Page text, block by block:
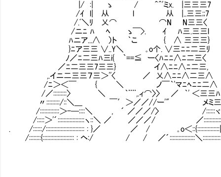
|/ :| ゝ / ＾^'ミx. |三三三7 では、お休み
/ｲ l| 从 l 从 |..三三;;7
/.ﾞ＼ﾘ 乂⌒ ⌒N N三三〈 巡礼、
/ニﾆ ﾊ ﾍ ゝ￣>. ｲ ﾊ三.三三l
ﾊニア...∧ ）ト ｀こ { ∧ 三三三}
}ﾆア三三 ∨..Y＼ ｡o个. ∨三ﾆﾆ二三ﾘ
ﾉ／ﾆ二三ﾊ三i{ ｀==≦ ー〈ﾊﾆﾆ∧ﾆ二三〈
／ﾆ二三三7三三} イ∧ﾆﾆ∧ﾆ二三,
,.イニ二三三７三＞''〈 ／ 乂∧ﾆﾆ∧二三∧
/ﾆ＞＜￣ { ＼ ノ￣｀'マﾆﾍﾆﾆ二∧
/／:::::::::〉 ＼ ｀¨¨,.ィ⌒〉〉 ／ ｀' ＜三三ﾊ
〃:::::::::/::＼＿ ￣′＞／／//ー'" メミ
/:::::::::::::＞-─::::＼ , ´ ／／／/〉 /::::::ヾ
/:::::＞'´::::::::::::::::::ヽ::＼ ／ ／／／/ ／
. /::::::/:::::::::::::::::::::::::: : }／ ／ / ｡o＜
/::::::::{::::::::::::::::::::: : ヘ:/ / / ／´:::::::::::::::::＼